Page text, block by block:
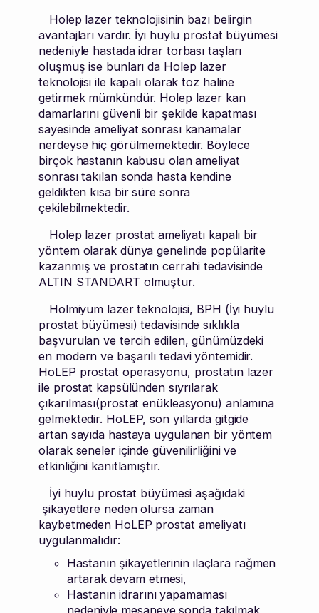
Holep lazer teknolojisinin bazı belirgin
avantajları vardır. İyi huylu prostat büyümesi
nedeniyle hastada idrar torbası taşları
oluşmuş ise bunları da Holep lazer
teknolojisi ile kapalı olarak toz haline
getirmek mümkündür. Holep lazer kan
damarlarını güvenli bir şekilde kapatması
sayesinde ameliyat sonrası kanamalar
nerdeyse hiç görülmemektedir. Böylece
birçok hastanın kabusu olan ameliyat
sonrası takılan sonda hasta kendine
geldikten kısa bir süre sonra
çekilebilmektedir.
Holep lazer prostat ameliyatı kapalı bir
yöntem olarak dünya genelinde popülarite
kazanmış ve prostatın cerrahi tedavisinde
ALTIN STANDART olmuştur.
Holmiyum lazer teknolojisi, BPH (İyi huylu
prostat büyümesi) tedavisinde sıklıkla
başvurulan ve tercih edilen, günümüzdeki
en modern ve başarılı tedavi yöntemidir.
HoLEP prostat operasyonu, prostatın lazer
ile prostat kapsülünden sıyrılarak
çıkarılması(prostat enükleasyonu) anlamına
gelmektedir. HoLEP, son yıllarda gitgide
artan sayıda hastaya uygulanan bir yöntem
olarak seneler içinde güvenilirliğini ve
etkinliğini kanıtlamıştır.
İyi huylu prostat büyümesi aşağıdaki
şikayetlere neden olursa zaman
kaybetmeden HoLEP prostat ameliyatı
uygulanmalıdır:
Hastanın şikayetlerinin ilaçlara rağmen
artarak devam etmesi,
Hastanın idrarını yapamaması